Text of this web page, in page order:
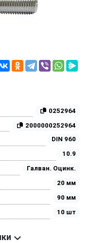
0252964
2000000252964
DIN 960
10.9
Галван. Оцинк.
20 мм
90 мм
10 шт